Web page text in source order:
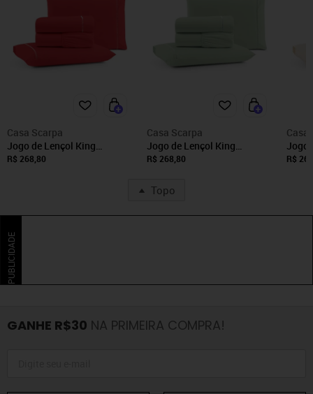
Casa Scarpa
Jogo de Lençol King
Premium Soft 600 Fios
R$ 268,80
Casa Scarpa
Jogo de Lençol King
Premium Soft 600 Fios
Palito Toque Macio 4 Peças
R$ 268,80
Casa
Jogo
R$
Topo
PUBLICIDADE
GANHE R$30 NA PRIMEIRA COMPRA!